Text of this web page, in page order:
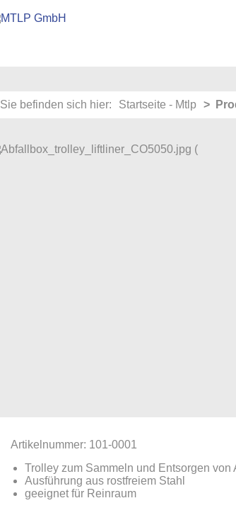
Sie befinden sich hier: Startseite - Mtlp
Artikelnummer: 101-0001
Trolley zum Sammeln und Entsorgen
Ausführung aus rostfreiem Stahl
geeignet für Reinraum